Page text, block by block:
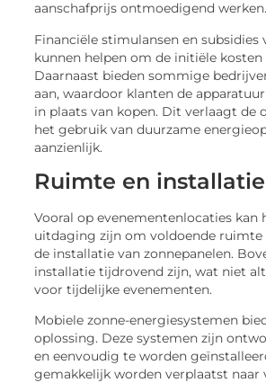
aanschafprijs ontmoedigend werken.
Financiële stimulansen en subsidies
kunnen helpen om de initiële kosten
Daarnaast bieden sommige
aan, waardoor klanten de
in plaats van kopen. Dit verlaagt de
het gebruik van duurzame
aanzienlijk.
Ruimte en installatie
Vooral op evenementenlocaties kan
uitdaging zijn om voldoende ruimte
de installatie van zonnepanelen.
installatie tijdrovend zijn, wat niet
voor tijdelijke evenementen.
Mobiele zonne-energiesystemen
oplossing. Deze systemen zijn
en eenvoudig te worden
gemakkelijk worden verplaatst naar